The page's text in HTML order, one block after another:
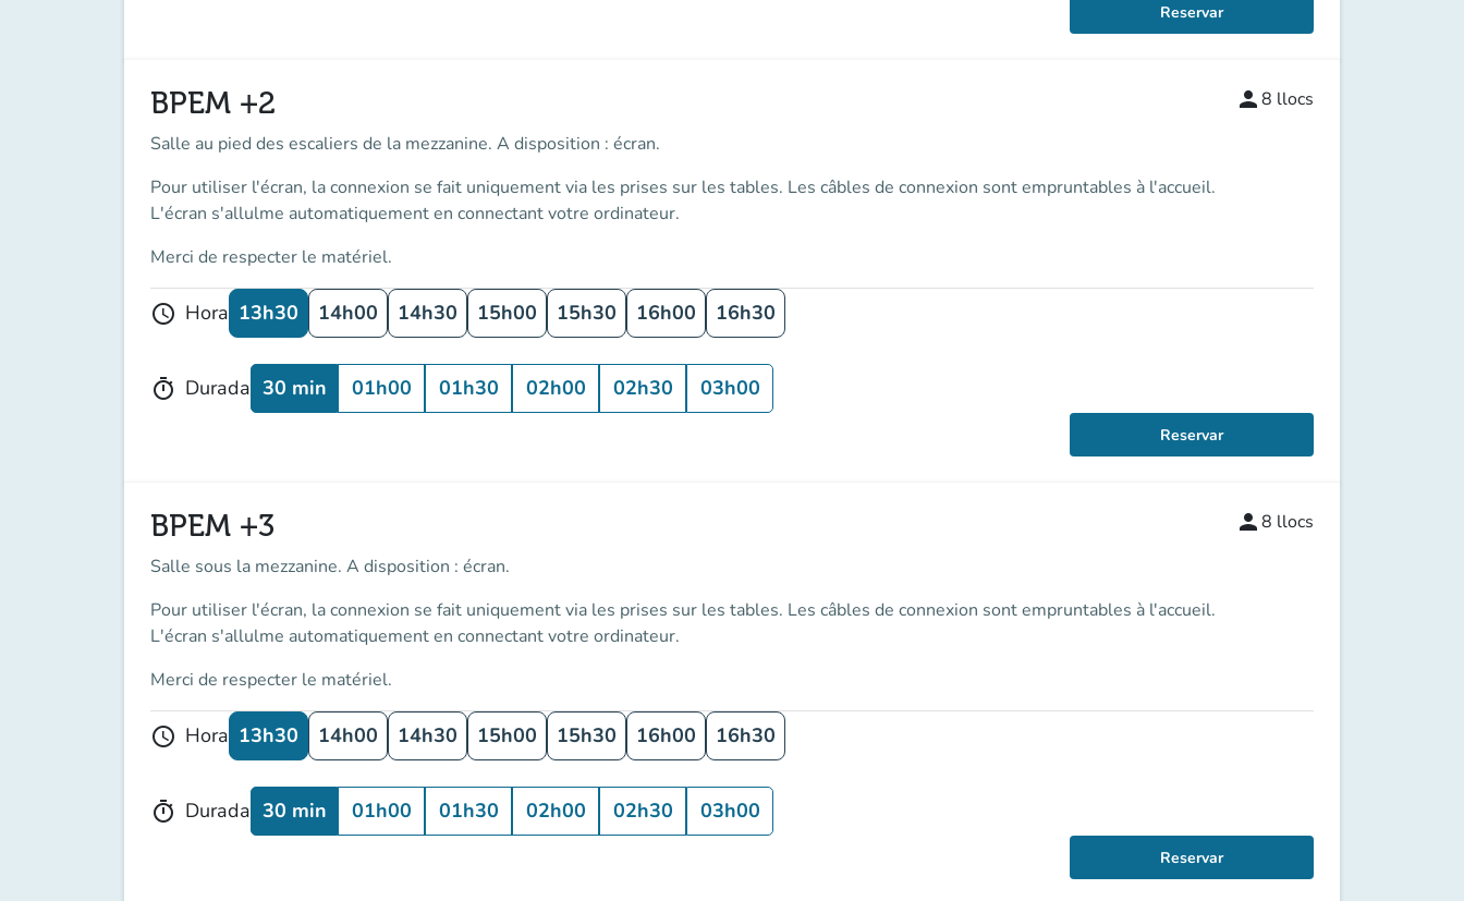
Reservar
BPEM +2
Salle au pied des escaliers de la mezzanine. A disposition : écran.
Pour utiliser l'écran, la connexion se fait uniquement via les prises sur les tables. Les câbles de connexion sont empruntables à l'accueil.
L'écran s'allulme automatiquement en connectant votre ordinateur.
Merci de respecter le matériel.
person8 llocs
schedule Hora 13h30 14h00 14h30 15h00 15h30 16h00 16h30
timer Durada 30 min 01h00 01h30 02h00 02h30 03h00
Reservar
BPEM +3
Salle sous la mezzanine. A disposition : écran.
Pour utiliser l'écran, la connexion se fait uniquement via les prises sur les tables. Les câbles de connexion sont empruntables à l'accueil.
L'écran s'allulme automatiquement en connectant votre ordinateur.
Merci de respecter le matériel.
person8 llocs
schedule Hora 13h30 14h00 14h30 15h00 15h30 16h00 16h30
timer Durada 30 min 01h00 01h30 02h00 02h30 03h00
Reservar